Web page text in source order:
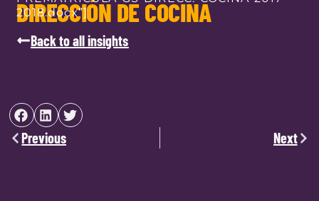
DIRECCIÓN DE COCINA
Back to all insights
2018.docx”]
Previous Next